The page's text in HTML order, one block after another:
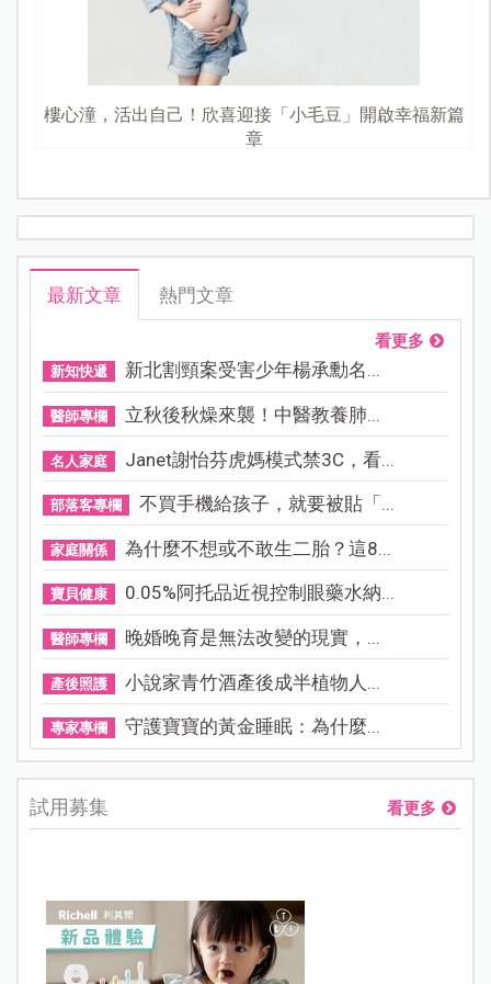
樓心潼，活出自己！欣喜迎接「小毛豆」開啟幸福新篇
章
最新文章 熱門文章
看更多
新知快遞 新北割頸案受害少年楊承勳名...
醫師專欄 立秋後秋燥來襲！中醫教養肺...
名人家庭 Janet謝怡芬虎媽模式禁3C，看...
部落客專欄 不買手機給孩子，就要被貼「...
家庭關係 為什麼不想或不敢生二胎？這8...
寶貝健康 0.05%阿托品近視控制眼藥水納...
醫師專欄 晚婚晚育是無法改變的現實，...
產後照護 小說家青竹酒產後成半植物人...
專家專欄 守護寶寶的黃金睡眠：為什麼...
試用募集 看更多